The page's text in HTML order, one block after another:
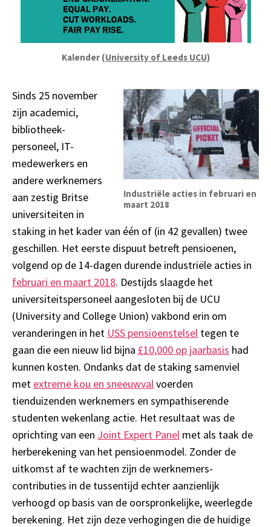
Kalender (University of Leeds UCU)
Industriële acties in februari en
maart 2018
Sinds 25 november
zijn academici,
bibliotheek-
personeel, IT-
medewerkers en
andere werknemers
aan zestig Britse
universiteiten in
staking in het kader van één of (in 42 gevallen) twee
geschillen. Het eerste dispuut betreft pensioenen,
volgend op de 14-dagen durende industriële acties in
februari en maart 2018. Destijds slaagde het
universiteitspersoneel aangesloten bij de UCU
(University and College Union) vakbond erin om
veranderingen in het USS pensioenstelsel tegen te
gaan die een nieuw lid bijna £10,000 op jaarbasis had
kunnen kosten. Ondanks dat destaking samenviel
met extreme kou en sneeuwvalvoerden
tienduizenden werknemers en sympathiserende
studenten wekenlang actie. Het resultaatwas de
oprichting van een Joint Expert Panel met als taak de
herberekening van het pensioenmodel. Zonder de
uitkomst af te wachten zijn de werknemers-
contributies in de tussentijd echter aanzienlijk
verhoogd op basis van de oorspronkelijke,weerlegde
berekening. Het zijn deze verhogingen die de huidige